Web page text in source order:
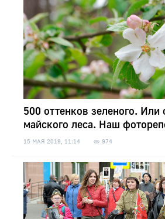
500 оттенков зеленого. Или
майского леса. Наш
15 МАЯ 2019, 11:14 974